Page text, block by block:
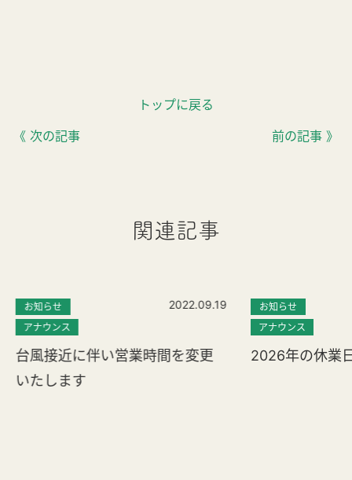
《 次の記事
トップに戻る
前の記事 》
関連記事
お知らせ
アナウンス
2022.09.19
台風接近に伴い営業時間を変更
いたします
お知らせ
アナウンス
2026年の休業